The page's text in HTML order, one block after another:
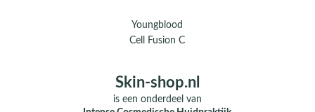
Youngblood
Cell Fusion C
Skin-shop.nl
is een onderdeel van